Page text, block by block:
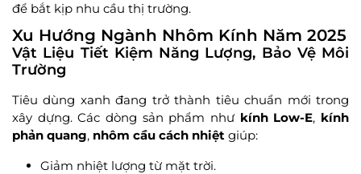
để bắt kịp nhu cầu thị trường.
Xu Hướng Ngành Nhôm Kính Năm 2025
Vật Liệu Tiết Kiệm Năng Lượng, Bảo Vệ Môi
Trường
Tiêu dùng xanh đang trở thành tiêu chuẩn mới trong
xây dựng. Các dòng sản phẩm như kính Low-E, kính
phản quang, nhôm cầu cách nhiệt giúp:
Giảm nhiệt lượng từ mặt trời.